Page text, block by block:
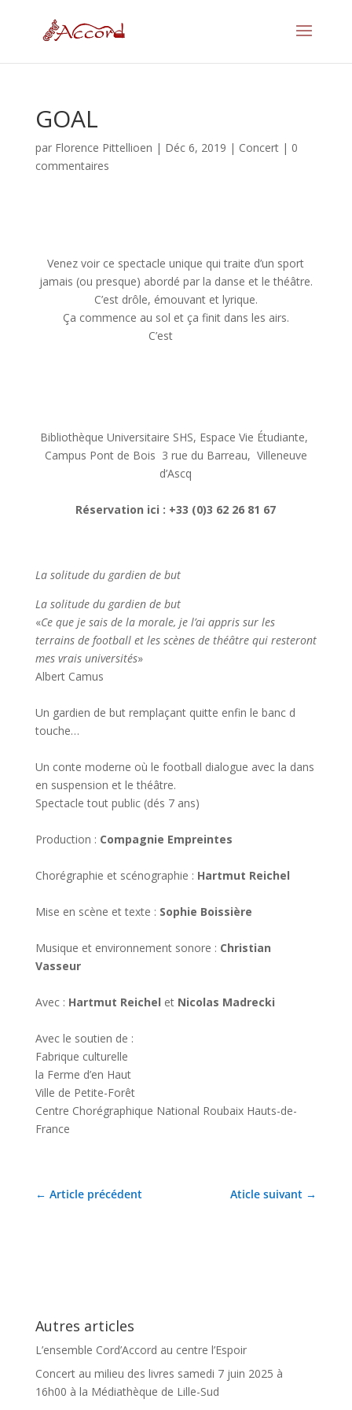
GOAL
par Florence Pittellioen | Déc 6, 2019 | Concert| 0
commentaires
Venez voir ce spectacle unique qui traite d’un sport
jamais (ou presque) abordé par la danse et le théâtre.
C’est drôle, émouvant et lyrique.
Ça commence au sol et ça finit dans les airs.
C’est
Bibliothèque Universitaire SHS, Espace Vie Étudiante,
Campus Pont de Bois 3 rue du Barreau, Villeneuve
d’Ascq
Réservation ici : +33 (0)3 62 26 81 67
La solitude du gardien de but
La solitude du gardien de but
«Ce que je sais de la morale, je l’ai appris sur les
terrains de football et les scènes de théâtre qui resteront
mes vrais universités»
Albert Camus
Un gardien de but remplaçant quitte enfin le banc d
touche…
Un conte moderne où le football dialogue avec la dans
en suspension et le théâtre.
Spectacle tout public (dés 7 ans)
Production : Compagnie Empreintes
Chorégraphie et scénographie : Hartmut Reichel
Mise en scène et texte : Sophie Boissière
Musique et environnement sonore : Christian
Vasseur
Avec : Hartmut Reichel et Nicolas Madrecki
Avec le soutien de :
Fabrique culturelle
la Ferme d’en Haut
Ville de Petite-Forêt
Centre Chorégraphique National Roubaix Hauts-de-
France
← Article précédent Aticle suivant →
Autres articles
L’ensemble Cord’Accord au centre l’Espoir
Concert au milieu des livres samedi 7 juin 2025 à
16h00 à la Médiathèque de Lille-Sud